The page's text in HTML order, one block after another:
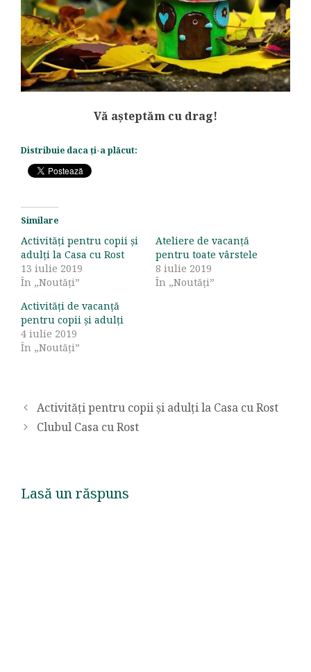
Vă așteptăm cu drag!
Distribuie daca ți-a plăcut:
Similare
Activități pentru copii și
adulți la Casa cu Rost
13 iulie 2019
În „Noutăți”
Ateliere de vacanță
pentru toate vârstele
8 iulie 2019
În „Noutăți”
Activități de vacanță
pentru copii și adulți
4 iulie 2019
În „Noutăți”
Activități pentru copii și adulți la Casa cu Rost
Clubul Casa cu Rost
Lasă un răspuns